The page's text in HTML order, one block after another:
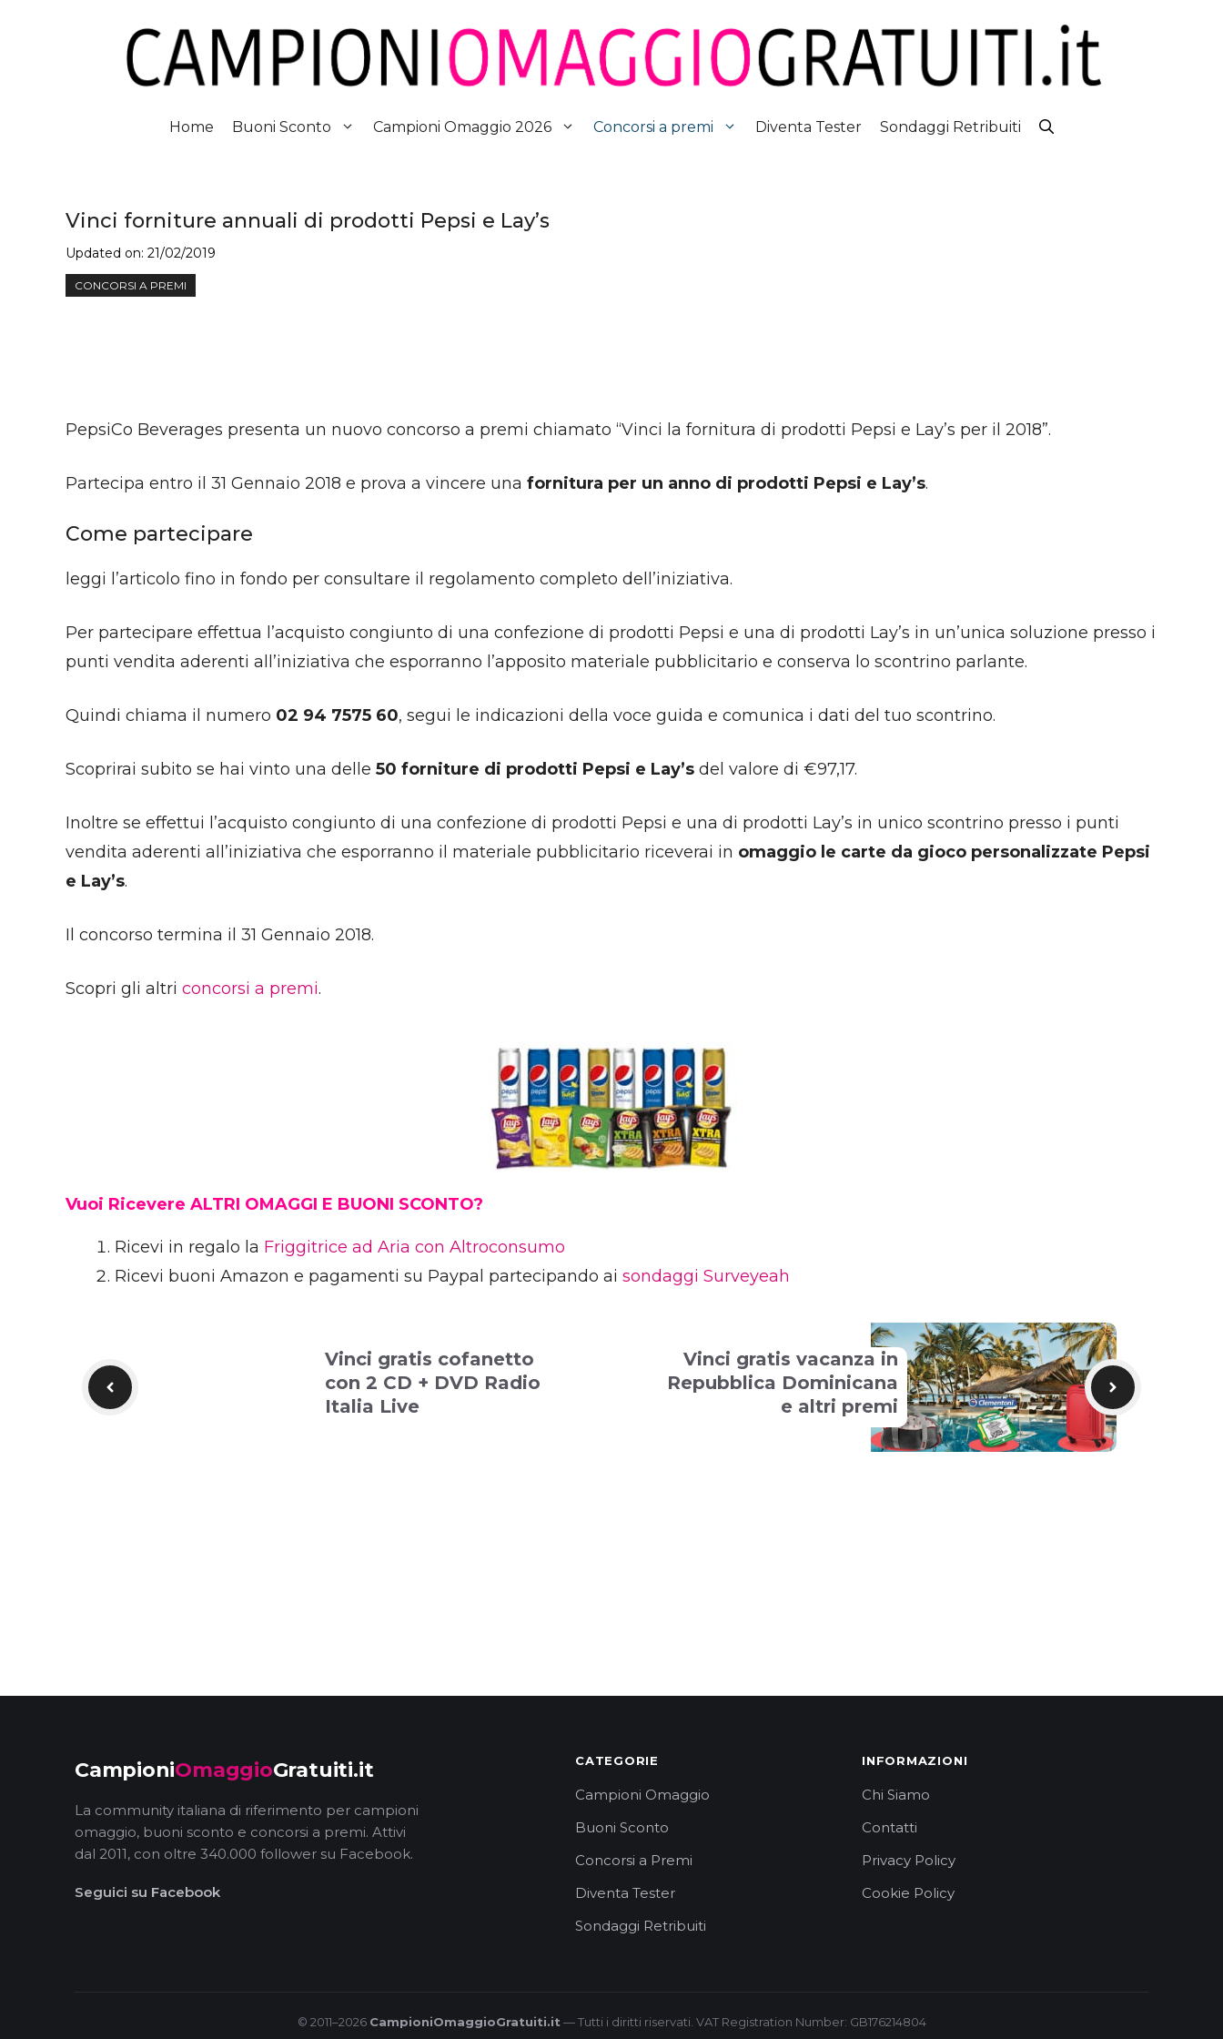
Home Buoni Sconto Campioni Omaggio 2026 Concorsi a premi Diventa Tester Sondaggi Retribuiti
Vinci forniture annuali di prodotti Pepsi e Lay’s
Updated on: 21/02/2019
CONCORSI A PREMI
PepsiCo Beverages presenta un nuovo concorso a premi chiamato “Vinci la fornitura di prodotti Pepsi e Lay’s per il 2018”.
Partecipa entro il 31 Gennaio 2018 e prova a vincere una fornitura per un anno di prodotti Pepsi e Lay’s.
Come partecipare
leggi l’articolo fino in fondo per consultare il regolamento completo dell’iniziativa.
Per partecipare effettua l’acquisto congiunto di una confezione di prodotti Pepsi e una di prodotti Lay’s in un’unica soluzione presso i
punti vendita aderenti all’iniziativa che esporranno l’apposito materiale pubblicitario e conserva lo scontrino parlante.
Quindi chiama il numero 02 94 7575 60, segui le indicazioni della voce guida e comunica i dati del tuo scontrino.
Scoprirai subito se hai vinto una delle 50 forniture di prodotti Pepsi e Lay’s del valore di €97,17.
Inoltre se effettui l’acquisto congiunto di una confezione di prodotti Pepsi e una di prodotti Lay’s in unico scontrino presso i punti
vendita aderenti all’iniziativa che esporranno il materiale pubblicitario riceverai in omaggio le carte da gioco personalizzate Pepsi
e Lay’s.
Il concorso termina il 31 Gennaio 2018.
Scopri gli altri concorsi a premi.
Vuoi Ricevere ALTRI OMAGGI E BUONI SCONTO?
Ricevi in regalo la Friggitrice ad Aria con Altroconsumo
Ricevi buoni Amazon e pagamenti su Paypal partecipando ai sondaggi Surveyeah
Vinci gratis cofanetto
con 2 CD + DVD Radio
Italia Live
Vinci gratis vacanza in
Repubblica Dominicana
e altri premi
CampioniOmaggioGratuiti.it
La community italiana di riferimento per campioni
omaggio, buoni sconto e concorsi a premi. Attivi
dal 2011, con oltre 340.000 follower su Facebook.
Seguici su Facebook
CATEGORIE
Campioni Omaggio
Buoni Sconto
Concorsi a Premi
Diventa Tester
Sondaggi Retribuiti
INFORMAZIONI
Chi Siamo
Contatti
Privacy Policy
Cookie Policy
© 2011–2026 CampioniOmaggioGratuiti.it— Tutti i diritti riservati. VAT Registration Number: GB176214804